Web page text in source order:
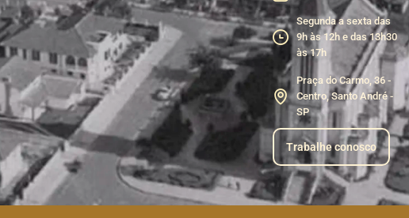
Segunda a sexta das
9h às 12h e das 13h30
às 17h
Praça do Carmo, 36 -
Centro, Santo André -
SP
Trabalhe conosco